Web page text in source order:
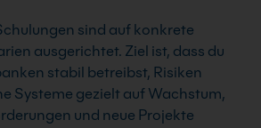
sind auf konkrete
ausgerichtet. Ziel ist, dass du
stabil betreibst, Risiken
Systeme gezielt auf Wachstum,
und neue Projekte